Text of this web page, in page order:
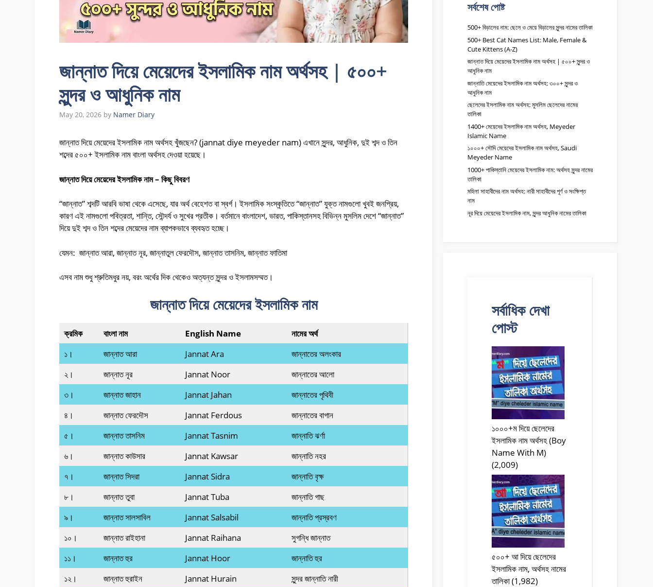
জান্নাত দিয়ে মেয়েদের ইসলামিক নাম অর্থসহ | ৫০০+
সুন্দর ও আধুনিক নাম
May 20, 2026 by Namer Diary
জান্নাত দিয়ে মেয়েদের ইসলামিক নাম অর্থসহ খুঁজছেন? (jannat diye meyeder nam) এখানে সুন্দর, আধুনিক, দুই শব্দ ও তিন
শব্দের ৫০০+ ইসলামিক নাম বাংলা অর্থসহ দেওয়া হয়েছে।
জান্নাত দিয়ে মেয়েদের ইসলামিক নাম – কিছু বিবরণ
“জান্নাত” শব্দটি আরবি ভাষা থেকে এসেছে, যার অর্থ বেহেশত বা স্বর্গ। ইসলামিক সংস্কৃতিতে “জান্নাত” যুক্ত নামগুলো খুবই জনপ্রিয়,
কারণ এই নামগুলো পবিত্রতা, শান্তি, সৌন্দর্য ও সুখের প্রতীক। বর্তমানে বাংলাদেশ, ভারত, পাকিস্তানসহ বিভিন্ন মুসলিম দেশে “জান্নাত”
দিয়ে দুই শব্দ ও তিন শব্দের মেয়েদের নাম ব্যাপকভাবে ব্যবহৃত হচ্ছে।
যেমন: জান্নাত আরা, জান্নাত নূর, জান্নাতুল ফেরদৌস, জান্নাত তাসনিম, জান্নাত ফাতিমা
এসব নাম শুধু শ্রুতিমধুর নয়, বরং অর্থের দিক থেকেও অত্যন্ত সুন্দর ও ইসলামসম্মত।
জান্নাত দিয়ে মেয়েদের ইসলামিক নাম
ক্রমিক বাংলা নাম English Name
নামের অর্থ
১।
জান্নাত আরা Jannat Ara
জান্নাতের অলংকার
২।
জান্নাত নূর Jannat Noor
জান্নাতের আলো
৩।
জান্নাত জাহান Jannat Jahan
জান্নাতের পৃথিবী
৪।
জান্নাত ফেরদৌস Jannat Ferdous
জান্নাতের বাগান
৫।
জান্নাত তাসনিম Jannat Tasnim
জান্নাতি ঝর্ণা
৬।
জান্নাত কাউসার Jannat Kawsar
জান্নাতি নহর
৭।
জান্নাত সিদরা Jannat Sidra
জান্নাতি বৃক্ষ
৮।
জান্নাত তুবা Jannat Tuba
জান্নাতি গাছ
৯।
জান্নাত সালসাবিল Jannat Salsabil
জান্নাতি প্রস্রবণ
১০।
জান্নাত রাইহানা Jannat Raihana
সুগন্ধি জান্নাত
১১।
জান্নাত হুর Jannat Hoor
জান্নাতি হুর
১২।
জান্নাত হুরাইন Jannat Hurain
সুন্দর জান্নাতি নারী
সর্বশেষ পোষ্ট
500+ বিড়ালের নাম: ছেলে ও মেয়ে বিড়ালের সুন্দর নামের তালিকা
500+ Best Cat Names List: Male, Female &
Cute Kittens (A-Z)
জান্নাত দিয়ে মেয়েদের ইসলামিক নাম অর্থসহ | ৫০০+ সুন্দর ও
আধুনিক নাম
জান্নাতি মেয়েদের ইসলামিক নাম অর্থসহ: ৩০০+ সুন্দর ও
আধুনিক নাম
ছেলেদের ইসলামিক নাম অর্থসহ: মুসলিম ছেলেদের নামের
তালিকা
1400+ মেয়েদের ইসলামিক নাম অর্থসহ, Meyeder
Islamic Name
১০০০+ সৌদি মেয়েদের ইসলামিক নাম অর্থসহ, Saudi
Meyeder Name
1000+ পাকিস্তানি মেয়েদের ইসলামিক নাম: অর্থসহ সুন্দর নামের
তালিকা
মহিলা সাহাবীদের নাম অর্থসহ: নারী সাহাবীদের পূর্ণ ও সংক্ষিপ্ত
নাম
নূর দিয়ে মেয়েদের ইসলামিক নাম, সুন্দর আধুনিক নামের তালিকা
সর্বাধিক দেখা
পোস্ট
১০০০+ম দিয়ে ছেলেদের
ইসলামিক নাম অর্থসহ (Boy
Name With M)
(2,009)
৫০০+ আ দিয়ে ছেলেদের
ইসলামিক নাম, অর্থসহ নামের
তালিকা(1,982)